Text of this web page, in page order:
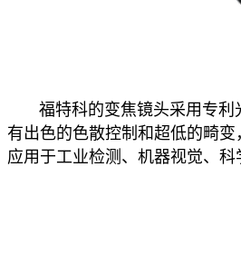
福特科的变焦镜头采用专
有出色的色散控制和超低的畸
应用于工业检测、机器视觉、科